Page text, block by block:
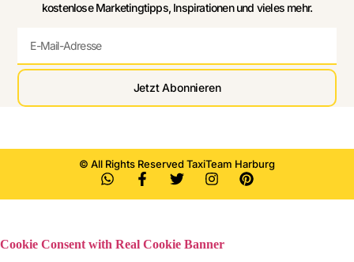
kostenlose Marketingtipps, Inspirationen und vieles mehr.
Jetzt Abonnieren
© All Rights Reserved TaxiTeam Harburg
Cookie Consent with Real Cookie Banner